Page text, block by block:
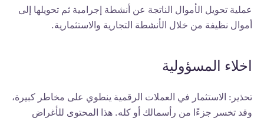
عملية تحويل الأموال الناتجة عن أنشطة إجرامية ثم تحويلها إلى
أموال نظيفة من خلال الأنشطة التجارية والاستثمارية.
اخلاء المسؤولية
تحذير: الاستثمار في العملات الرقمية ينطوي على مخاطر كبيرة،
وقد تخسر جزءًا من رأسمالك أو كله. هذا المحتوى للأغراض